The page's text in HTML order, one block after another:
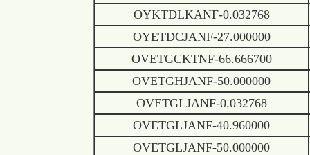
OYKTDLKANF-0.032768
OYETDCJANF-27.000000
OVETGCKTNF-66.666700
OVETGHJANF-50.000000
OVETGLJANF-0.032768
OVETGLJANF-40.960000
OVETGLJANF-50.000000